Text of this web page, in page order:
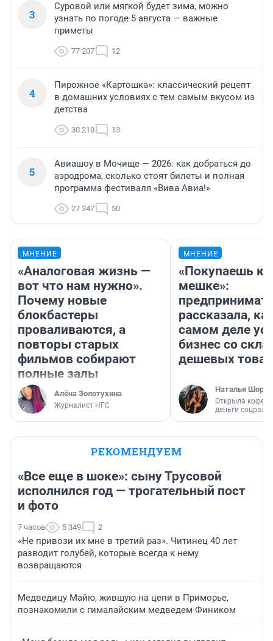
3
Суровой или мягкой будет зима, можно
узнать по погоде 5 августа — важные
приметы
77 207 12
4
Пирожное «Картошка»: классический рецепт
в домашних условиях с тем самым вкусом из
детства
30 210 13
5
Авиашоу в Мочище — 2026: как добраться до
аэродрома, сколько стоят билеты и полная
программа фестиваля «Вива Авиа!»
27 247 50
МНЕНИЕ
«Аналоговая жизнь —
вот что нам нужно».
Почему новые
блокбастеры
проваливаются, а
повторы старых
фильмов собирают
полные залы
Алёна Золотухина
Журналист НГС
МНЕНИЕ
«Покупаешь
мешке»:
рассказала,
самом деле
бизнес со
дешевых
Наталья
Открыла
деньги
РЕКОМЕНДУЕМ
«Все еще в шоке»: сыну Трусовой
исполнился год — трогательный пост
и фото
7 часов 5 349 2
«Не привози их мне в третий раз». Читинец 40 лет
разводит голубей, которые всегда к нему
возвращаются
Медведицу Майю, жившую на цепи в Приморье,
познакомили с гималайским медведем Фиником